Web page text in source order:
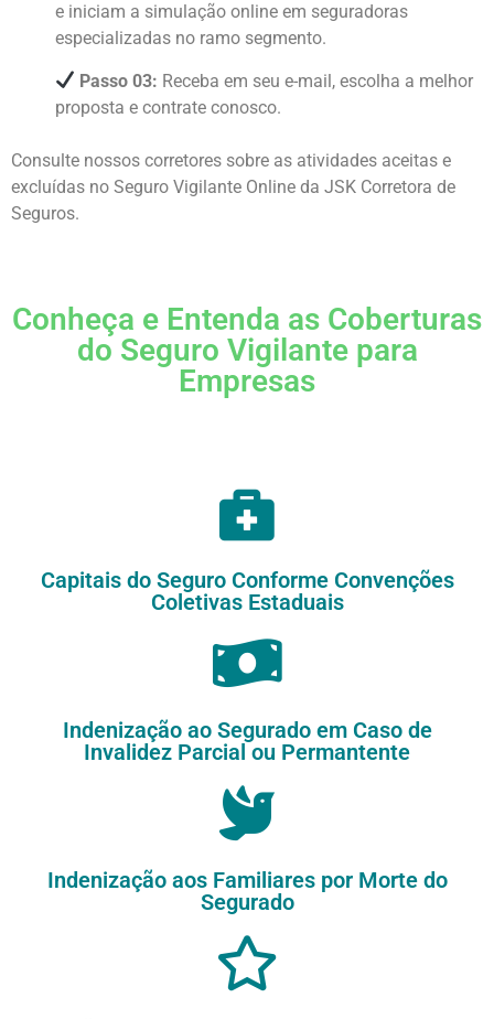
e iniciam a simulação online em seguradoras
especializadas no ramo segmento.
Passo 03: Receba em seu e-mail, escolha a melhor
proposta e contrate conosco.
Consulte nossos corretores sobre as atividades aceitas e
excluídas no Seguro Vigilante Online da JSK Corretora de
Seguros.
Conheça e Entenda as Coberturas
do Seguro Vigilante para
Empresas
Capitais do Seguro Conforme Convenções
Coletivas Estaduais
Indenização ao Segurado em Caso de
Invalidez Parcial ou Permantente
Indenização aos Familiares por Morte do
Segurado